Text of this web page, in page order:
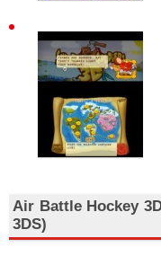
Air Battle Hockey
3DS)